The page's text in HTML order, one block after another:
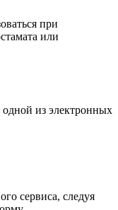
при
или
из электронных
сервиса, следуя